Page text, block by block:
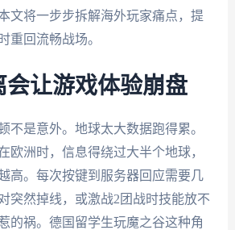
文将一步步拆解海外玩家痛点，提
重回流畅战场。
会让游戏体验崩盘
不是意外。地球太大数据跑得累。
欧洲时，信息得绕过大半个地球，
高。每次按键到服务器回应需要几
突然掉线，或激战2团战时技能放不
的祸。德国留学生玩魔之谷这种角